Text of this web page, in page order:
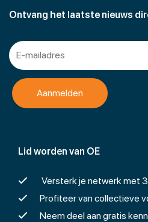
Lid worden van OE
Versterk je netwerk met
Profiteer van collectieve
Neem deel aan gratis
Ontvang het laatste nieuws